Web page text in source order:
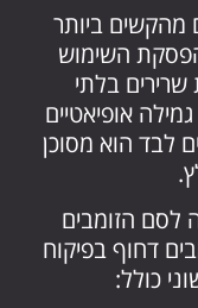
מהקשים ביותר
השימוש
שרירים בלתי
אופיאטיים
לבד הוא מסוכן
לסם הזומבים
דחוף בפיקוח
כולל: